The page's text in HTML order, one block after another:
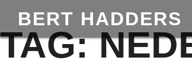
BERT HADDERS
TAG: